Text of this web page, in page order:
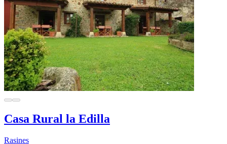
Casa Rural la Edilla
Rasines